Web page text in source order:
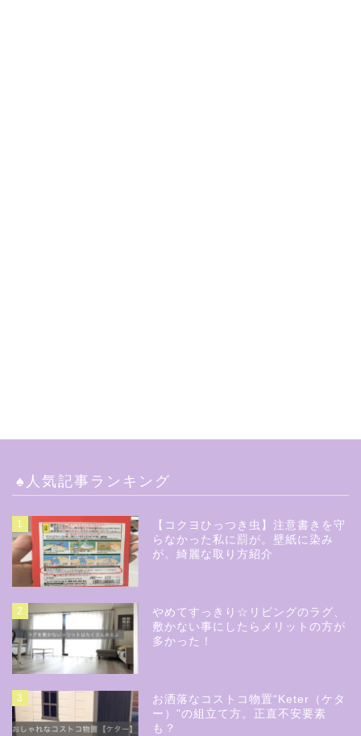
♠︎人気記事ランキング
1
【コクヨひっつき虫】注意書きを守
らなかった私に罰が。壁紙に染み
が。綺麗な取り方紹介
2
やめてすっきり☆リビングのラグ、
敷かない事にしたらメリットの方が
多かった！
3
お洒落なコストコ物置“Keter（ケタ
ー）”の組立て方。正直不安要素
も？